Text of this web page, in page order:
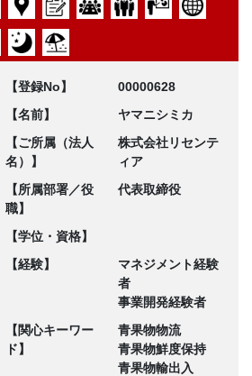
【登録No】
00000628
【名前】
ヤマニシミカ
【ご所属（法人
名）】
株式会社リセンテ
ィア
【所属部署／役
職】
代表取締役
【学位・資格】
【経験】
マネジメント経験
者
事業開発経験者
【関心キーワー
ド】
青果物物流
青果物鮮度保持
青果物輸出入